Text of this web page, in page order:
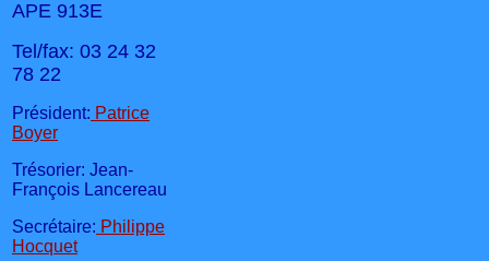
APE 913E
Tel/fax: 03 24 32
78 22
Président: Patrice
Boyer
Trésorier: Jean-
François Lancereau
Secrétaire: Philippe
Hocquet